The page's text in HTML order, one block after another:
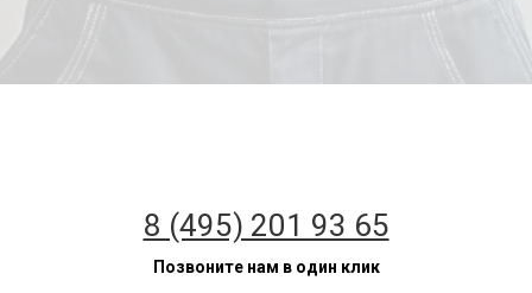
8 (495) 201 93 65
Позвоните нам в один клик